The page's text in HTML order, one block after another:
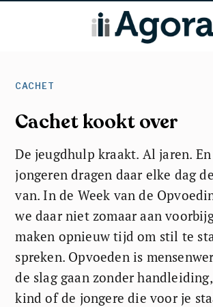
CACHET
Cachet kookt over
De jeugdhulp kraakt. Al jaren.
jongeren dragen daar elke dag
van. In de Week van de
we daar niet zomaar aan
maken opnieuw tijd om stil te
spreken. Opvoeden is
de slag gaan zonder
kind of de jongere die voor je